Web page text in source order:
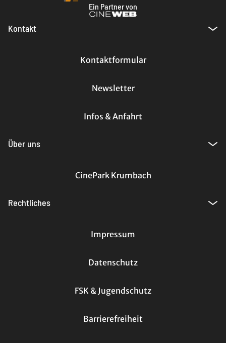
Ein Partner von
Kontakt
Kontaktformular
Newsletter
Infos & Anfahrt
Über uns
CinePark Krumbach
Rechtliches
Impressum
Datenschutz
FSK & Jugendschutz
Barrierefreiheit